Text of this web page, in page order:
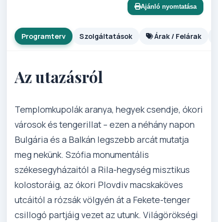
Ajánló nyomtatása
Programterv Szolgáltatások Árak / Felárak
Az utazásról
Templomkupolák aranya, hegyek csendje, ókori
városok és tengerillat – ezen a néhány napon
Bulgária és a Balkán legszebb arcát mutatja
meg nekünk. Szófia monumentális
székesegyházaitól a Rila-hegység misztikus
kolostoráig, az ókori Plovdiv macskaköves
utcáitól a rózsák völgyén át a Fekete-tenger
csillogó partjáig vezet az utunk. Világörökségi